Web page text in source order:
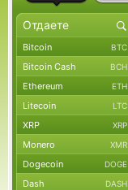
Bitcoin BTC
Bitcoin Cash BCH
Ethereum ETH
Litecoin LTC
XRP XRP
Monero XMR
Dogecoin DOGE
Dash DASH